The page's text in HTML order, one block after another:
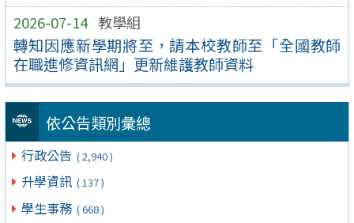
2026-07-14 教學組
轉知因應新學期將至，請本校教師至「全國教師
在職進修資訊網」更新維護教師資料
依公告類別彙總
行政公告 ( 2,940 )
升學資訊 ( 137 )
學生事務 ( 668 )